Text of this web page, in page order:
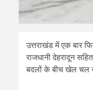
उत्तराखंड में एक बार
राजधानी देहरादून
बदलों के बीच खेल चल